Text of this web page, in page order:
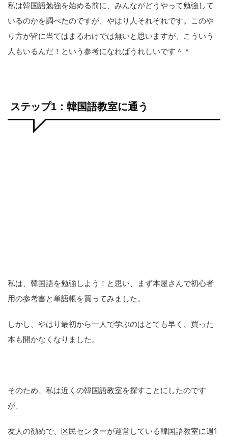
私は韓国語勉強を始める前に、みんながどうやって勉強して
いるのかを調べたのですが、やはり人それぞれです。このや
り方が皆に当てはまるわけでは無いと思いますが、こういう
人もいるんだ！という参考になればうれしいです＾＾
ステップ1：韓国語教室に通う
私は、韓国語を勉強しよう！と思い、まず本屋さんで初心者
用の参考書と単語帳を買ってみました。
しかし、やはり最初から一人で学ぶのはとても早く、買った
本も開かなくなりました。
そのため、私は近くの韓国語教室を探すことにしたのです
が、
友人の勧めで、区民センターが運営している韓国語教室に週1